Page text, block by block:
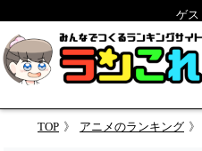
ゲス
TOP アニメのランキング